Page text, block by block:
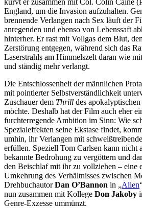
kurvt er zusammen mit Col. Colin Caine
England, um die Invasion aufzuhalten.
brennende Verlangen nach Sex läuft der
anregenden und ebenso von Lebenssaft
hinterher. Er rast mit Vollgas dem Blut,
Zerstörung entgegen, während sich das
Laserstrahls am Himmelszelt daran wie
und ständig mehr verlangt.
Die Entschlossenheit der männlichen
mit pointierter Selbstverständlichkeit
Zuschauer dem Thrill des
möchte. Deshalb hat der Film auch eher
furchterregende Ambition im Sinn: Wie
Spezialeffekten seine Ekstase findet,
umhin, ihr Verlangen mit
erfüllen. Speziell Tom Carlsen kann nicht
bekannte Bedrohung zu vergöttern und
den Beischlaf mit ihr zu vollziehen – eine
Umkehrung des Verhältnisses zwischen
DrehbuchautorDan O’Bannon in „Alien
nun zusammen mit Kollege Don Jakoby
Genre-Exzesse ummünzt.